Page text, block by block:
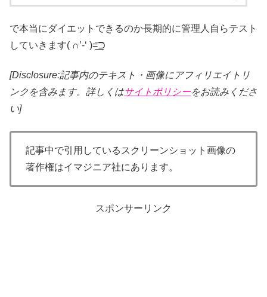
で本当にダイエットできるのか長期的に管理人自らテスト
していきます( ∩’-‘ )=͟͟͞͞⊃
[Disclosure:記事内のテキスト・画像にアフィリエイトリ
ンクを含みます。詳しくはサイトポリシーをお読みくださ
い]
記事中で引用しているスクリーンショット画像の
著作権はイマジニア社にあります。
スポンサーリンク